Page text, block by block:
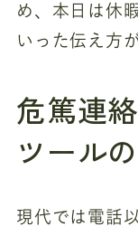
め、本日は休
いった伝え方
危篤連
ツール
現代では電話